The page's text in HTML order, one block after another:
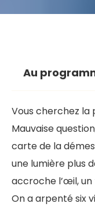
Au
Vous cherchez la
Mauvaise
carte de la
une lumière plus
accroche l’œil, un
On a arpenté six